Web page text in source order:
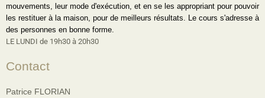
mouvements, leur mode d'exécution, et en se les appropriant pour pouvoir
les restituer à la maison, pour de meilleurs résultats. Le cours s'adresse à
des personnes en bonne forme.
LE LUNDI de 19h30 à 20h30
Contact
Patrice FLORIAN